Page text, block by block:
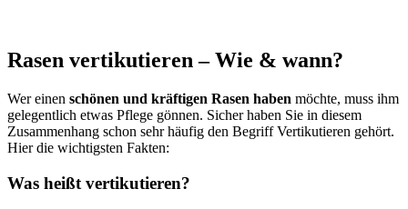
Rasen vertikutieren – Wie & wann?
Wer einen schönen und kräftigen Rasen haben möchte, muss ihm
gelegentlich etwas Pflege gönnen. Sicher haben Sie in diesem
Zusammenhang schon sehr häufig den Begriff Vertikutieren gehört.
Hier die wichtigsten Fakten:
Was heißt vertikutieren?